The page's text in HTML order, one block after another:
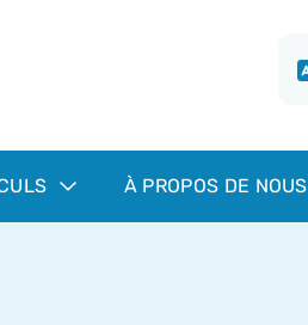
À PROPOS DE NOUS